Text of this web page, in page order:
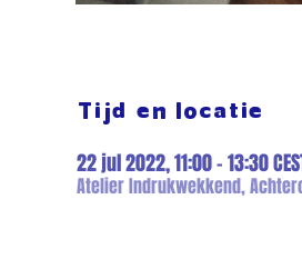
Tijd en locatie
22 jul 2022, 11:00 – 13:30
Atelier Indrukwekkend,